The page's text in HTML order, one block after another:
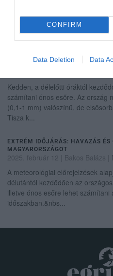
CONFIRM
Data Deletion Data
Budapest, valamint Pest, Heves,
Nagykun-Szolnok megyére adott
figyelmeztetést, további...
ÉRKEZIK AZ ÓNOS ESŐ
Kedden, a délelőtti óráktól
számítani ónos esőre. Az ország
(0,1-1 mm) valószínű, de
Tisza k...
EXTRÉM IDŐJÁRÁS: HAVAZÁS ÉS
MAGYARORSZÁGOT
2025. február 12 | Bakos Balázs |
A meteorológiai előrejelzések
délutántól kezdődően az
illetve ónos esőre lehet számítani
időszakban.&nbs...